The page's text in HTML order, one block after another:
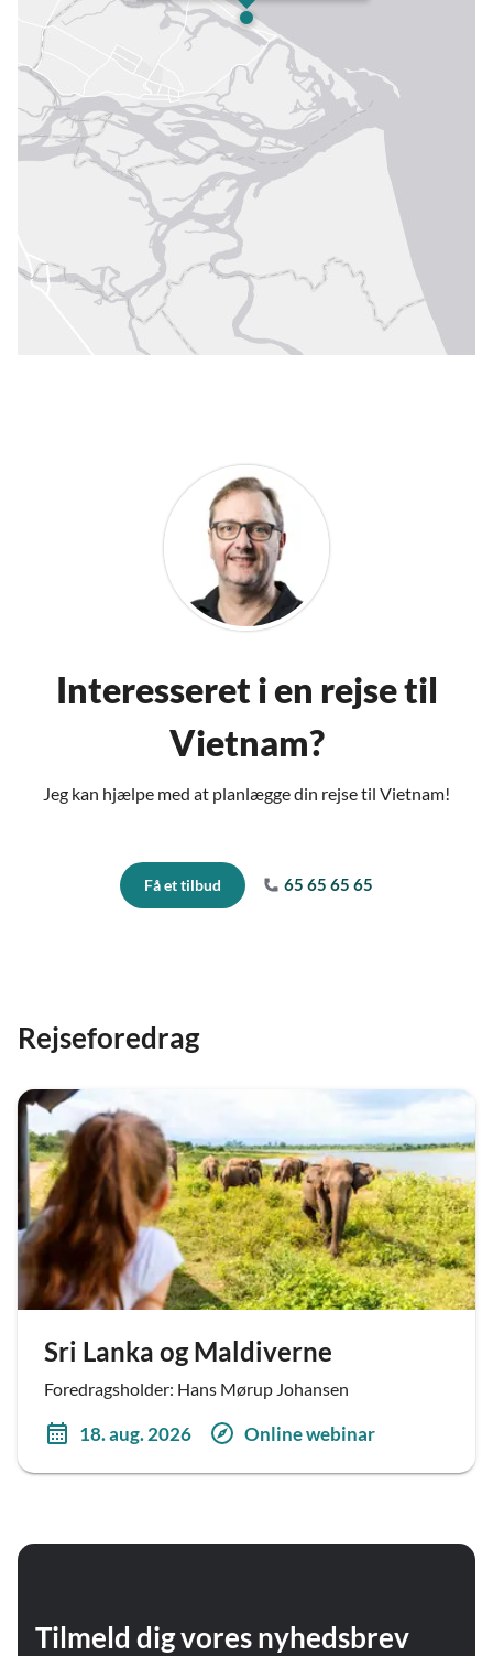
Interesseret i en rejse til
Vietnam?
Jeg kan hjælpe med at planlægge din rejse til Vietnam!
Få et tilbud 65 65 65 65
Rejseforedrag
Sri Lanka og Maldiverne
Foredragsholder: Hans Mørup Johansen
18. aug. 2026 Online webinar
Tilmeld dig vores nyhedsbrev